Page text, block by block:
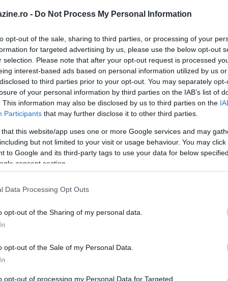
- Do Not Process My Personal Information
opt-out of the sale, sharing to third parties, or processing of your
for targeted advertising by us, please use the below opt-out
selection. Please note that after your opt-out request is processed
interest-based ads based on personal information utilized by us
to third parties prior to your opt-out. You may separately
of your personal information by third parties on the IAB’s list of
This information may also be disclosed by us to third parties on the
Participants that may further disclose it to other third parties.
that this website/app uses one or more Google services and may
but not limited to your visit or usage behaviour. You may
to Google and its third-party tags to use your data for below
consent section.
Data Processing Opt Outs
opt-out of the Sharing of my personal data.
opt-out of the Sale of my Personal Data.
opt-out of processing my Personal Data for Targeted
BUTON ÎN NOILE
ȘI EȘTI ÎNTR-UN
DE GIUGIULEALĂ"
preferată în Căutarea Google!
compartimente cu geamuri pentru
sale, în valoare de mai multe miliarde de euro.
încă confirmată, dar compartimentele private vor fi
(ICE) de mare viteză ale operatorului de stat.
au fost concepute pentru a putea găzdui
buton amplasat într-o cotieră,sticla transparentă a
mare de intimitate. Operatorul de stat a precizat că
a permite pasagerilor să efectueze apeluri